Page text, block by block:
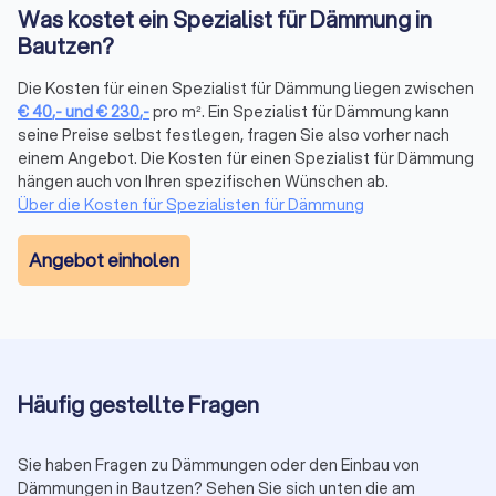
Beratung kann Ihnen helfen, die besten Fenster für Ihr
Zuhause auszuwählen und eine effektive
Wärmedämmung zu gewährleisten.
Akustikdecken: Akustikdecken sind speziell entwickelte
Deckensysteme, die den Schall absorbieren und die
Raumakustik verbessern. Sie sind ideal für Büros,
Konferenzräume und Wohnräume.
Schalldämmende Trennwände: Schalldämmende
Trennwände sind eine effektive Methode zur
Reduzierung von Lärmübertragung zwischen Räumen.
Sie sind in verschiedenen Ausführungen erhältlich und
können an die spezifischen Anforderungen angepasst
werden.
Dämmung für spezielle Anwendungen
Für bestimmte Bereiche und Anwendungen gibt es spezielle
Was kostet ein Spezialist für Dämmung in
Bautzen?
Die Kosten für einen Spezialist für Dämmung liegen zwischen
€40,-und€230,-pro m². Ein Spezialist für Dämmung kann
seine Preise selbst festlegen, fragen Sie also vorher nach
einem Angebot. Die Kosten für einen Spezialist für Dämmung
hängen auch von Ihren spezifischen Wünschen ab.
Über die Kosten für Spezialisten für Dämmung
Angebot einholen
Häufig gestellte Fragen
Sie haben Fragen zu Dämmungen oder den Einbau von
Dämmungen in Bautzen? Sehen Sie sich unten die am